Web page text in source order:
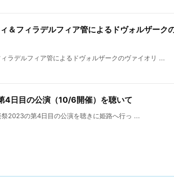
＆フィラデルフィア管によるドヴォルザーク
ラデルフィア管によるドヴォルザークのヴァイオリ ...
4日目の公演（10/6開催）を聴いて
2023の第4日目の公演を聴きに姫路へ行っ ...